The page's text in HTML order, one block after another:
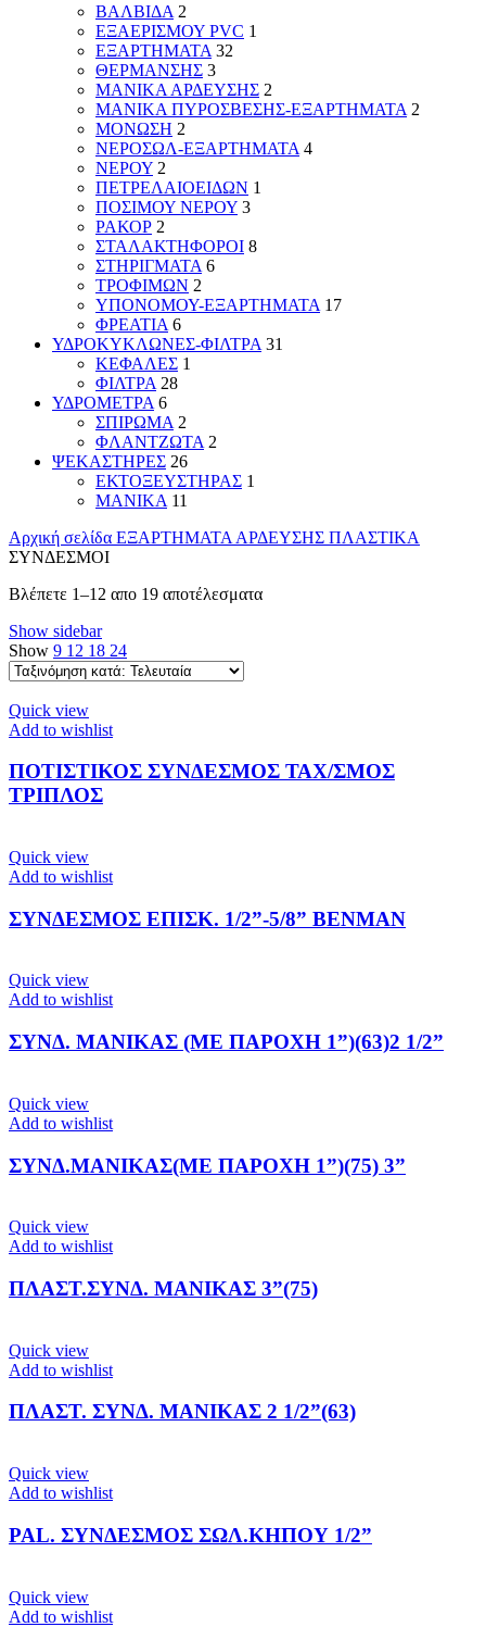
ΒΑΛΒΙΔΑ 2
ΕΞΑΕΡΙΣΜΟΥ PVC 1
ΕΞΑΡΤΗΜΑΤΑ 32
ΘΕΡΜΑΝΣΗΣ 3
ΜΑΝΙΚΑ ΑΡΔΕΥΣΗΣ 2
ΜΑΝΙΚΑ ΠΥΡΟΣΒΕΣΗΣ-ΕΞΑΡΤΗΜΑΤΑ 2
ΜΟΝΩΣΗ 2
ΝΕΡΟΣΩΛ-ΕΞΑΡΤΗΜΑΤΑ 4
ΝΕΡΟΥ 2
ΠΕΤΡΕΛΑΙΟΕΙΔΩΝ 1
ΠΟΣΙΜΟΥ ΝΕΡΟΥ 3
ΡΑΚΟΡ 2
ΣΤΑΛΑΚΤΗΦΟΡΟΙ 8
ΣΤΗΡΙΓΜΑΤΑ 6
ΤΡΟΦΙΜΩΝ 2
ΥΠΟΝΟΜΟΥ-ΕΞΑΡΤΗΜΑΤΑ 17
ΦΡΕΑΤΙΑ 6
ΥΔΡΟΚΥΚΛΩΝΕΣ-ΦΙΛΤΡΑ 31
ΚΕΦΑΛΕΣ 1
ΦΙΛΤΡΑ 28
ΥΔΡΟΜΕΤΡΑ 6
ΣΠΙΡΩΜΑ 2
ΦΛΑΝΤΖΩΤΑ 2
ΨΕΚΑΣΤΗΡΕΣ 26
ΕΚΤΟΞΕΥΣΤΗΡΑΣ 1
ΜΑΝΙΚΑ 11
Αρχική σελίδα ΕΞΑΡΤΗΜΑΤΑ ΑΡΔΕΥΣΗΣ ΠΛΑΣΤΙΚΑ
ΣΥΝΔΕΣΜΟΙ
Βλέπετε 1–12 απο 19 αποτέλεσματαSorted
Show sidebar
Show 9 12 18 24
Quick view
Add to wishlist
ΠΟΤΙΣΤΙΚΟΣ ΣΥΝΔΕΣΜΟΣ ΤΑΧ/ΣΜΟΣ
ΤΡΙΠΛΟΣ
Quick view
Add to wishlist
ΣΥΝΔΕΣΜΟΣ ΕΠΙΣΚ. 1/2”-5/8” BENMAN
Quick view
Add to wishlist
ΣΥΝΔ. ΜΑΝΙΚΑΣ (ΜΕ ΠΑΡΟΧΗ 1”)(63)2 1/2”
Quick view
Add to wishlist
ΣΥΝΔ.ΜΑΝΙΚΑΣ(ΜΕ ΠΑΡΟΧΗ 1”)(75) 3”
Quick view
Add to wishlist
ΠΛΑΣΤ.ΣΥΝΔ. ΜΑΝΙΚΑΣ 3”(75)
Quick view
Add to wishlist
ΠΛΑΣΤ. ΣΥΝΔ. ΜΑΝΙΚΑΣ 2 1/2”(63)
Quick view
Add to wishlist
PAL. ΣΥΝΔΕΣΜΟΣ ΣΩΛ.ΚΗΠΟΥ 1/2”
Quick view
Add to wishlist